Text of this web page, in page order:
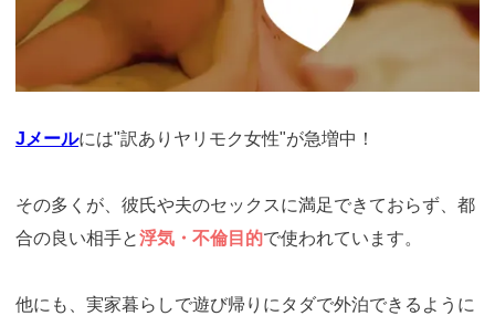
Jメールには"訳ありヤリモク女性"が急増中！
その多くが、彼氏や夫のセックスに満足できておらず、都
合の良い相手と浮気・不倫目的で使われています。
他にも、実家暮らしで遊び帰りにタダで外泊できるように